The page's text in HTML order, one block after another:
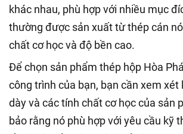
khác nhau, phù hợp với nhiều mục
thường được sản xuất từ thép cán
chất cơ học và độ bền cao.
Để chọn sản phẩm thép hộp Hòa
công trình của bạn, bạn cần xem xét
dày và các tính chất cơ học của sản
bảo rằng nó phù hợp với yêu cầu kỹ